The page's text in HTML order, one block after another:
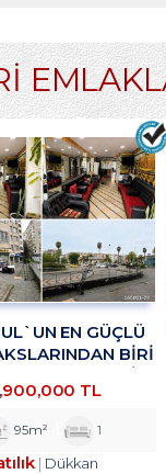
EN GÜÇLÜ
BIRI
HISTORIA AVM
KARŞISINDA
TL
95m² 1
Dükkan